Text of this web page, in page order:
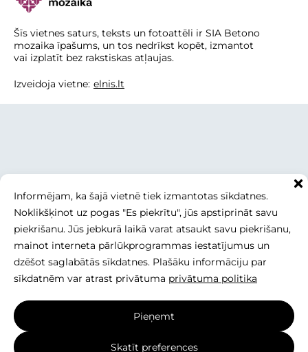
Informējam, ka šajā vietnē tiek izmantotas sīkdatnes.
Noklikšķinot uz pogas "Es piekrītu", jūs apstiprināt savu
piekrišanu. Jūs jebkurā laikā varat atsaukt savu piekrišanu,
mainot interneta pārlūkprogrammas iestatījumus un
dzēšot saglabātās sīkdatnes. Plašāku informāciju par
sīkdatnēm var atrast privātuma privātuma politika
Pieņemt
Skatīt preferences
Šīs vietnes saturs, teksts un fotoattēli ir SIA Betono
mozaika īpašums, un tos nedrīkst kopēt, izmantot
vai izplatīt bez rakstiskas atļaujas.
Izveidoja vietne: elnis.lt